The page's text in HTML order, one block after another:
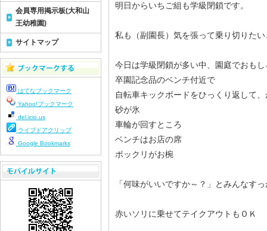
明日からいちご組も学級閉鎖です。
私も（副園長）気を張って乗り切りた
今日は学級閉鎖が多い中、園庭でおも
卒園記念品のベンチ付近で
自転車キックボードをひっくり返して
砂が氷
車輪が回すところ
ベンチはお店の席
ポックリがお椀
「何味がいいですか～？」とみんなす
赤いソリに乗せてテイクアウトもＯＫ
会員専用掲示板(大和山
王幼稚園)
サイトマップ
はてなブックマーク
Yahoo!ブックマーク
del.icio.us
ライブドアクリップ
Google Bookmarks